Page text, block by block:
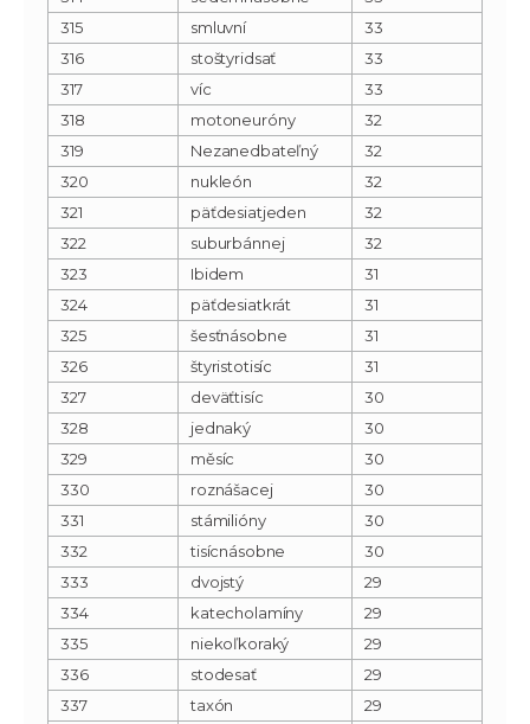
315
smluvní
33
316
stoštyridsať
33
317
víc
33
318
motoneuróny
32
319
Nezanedbateľný
32
320
nukleón
32
321
päťdesiatjeden
32
322
suburbánnej
32
323
Ibidem
31
324
päťdesiatkrát
31
325
šesťnásobne
31
326
štyristotisíc
31
327
deväťtisíc
30
328
jednaký
30
329
měsíc
30
330
roznášacej
30
331
stámilióny
30
332
tisícnásobne
30
333
dvojstý
29
334
katecholamíny
29
335
niekoľkoraký
29
336
stodesať
29
337
taxón
29